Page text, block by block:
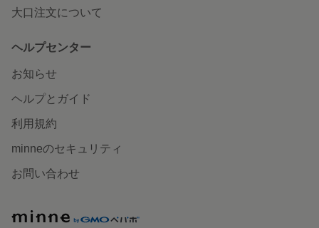
大口注文について
ヘルプセンター
お知らせ
ヘルプとガイド
利用規約
minneのセキュリティ
お問い合わせ